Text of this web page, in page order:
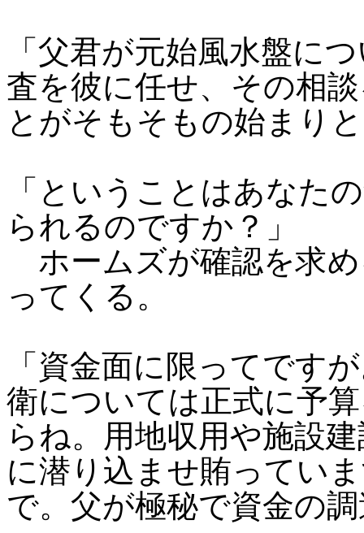
「父君が元始風水盤に
査を彼に任せ、その相
とがそもそもの始まり
「ということはあなた
られるのですか？」
ホームズが確認を求
ってくる。
「資金面に限ってです
衛については正式に予
らね。用地収用や施設
に潜り込ませ賄ってい
で。父が極秘で資金の